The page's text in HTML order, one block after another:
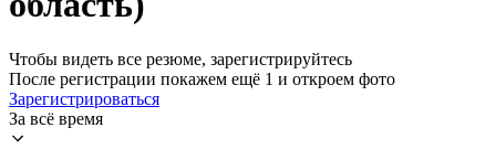
Чтобы видеть все резюме, зарегистрируйтесь
После регистрации покажем ещё 1 и откроем фото
Зарегистрироваться
За всё время